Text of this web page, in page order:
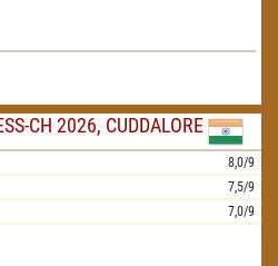
CH 2026, CUDDALORE
8,0/9
7,5/9
7,0/9